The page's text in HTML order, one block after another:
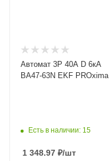
Автомат 3Р 40А D 6кА
ВА47-63N EKF PROxima
Есть в наличии: 15
1 348.97 ₽/шт